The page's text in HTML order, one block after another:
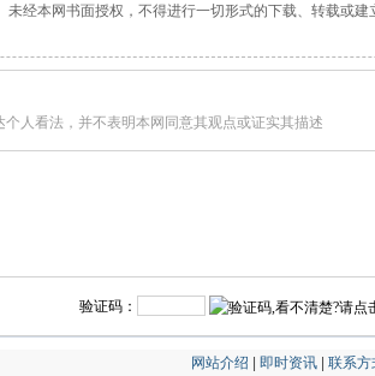
未经本网书面授权，不得进行一切形式的下载、转载或
个人看法，并不表明本网同意其观点或证实其描述
验证码：
网站介绍 | 即时资讯 | 联系方